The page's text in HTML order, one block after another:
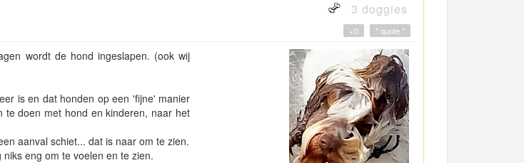
3 doggies
" quote "
+0
wordt de hond ingeslapen. (ook wij
is en dat honden op een 'fijne' manier
doen met hond en kinderen, naar het
aanval schiet... dat is naar om te zien.
eng om te voelen en te zien.